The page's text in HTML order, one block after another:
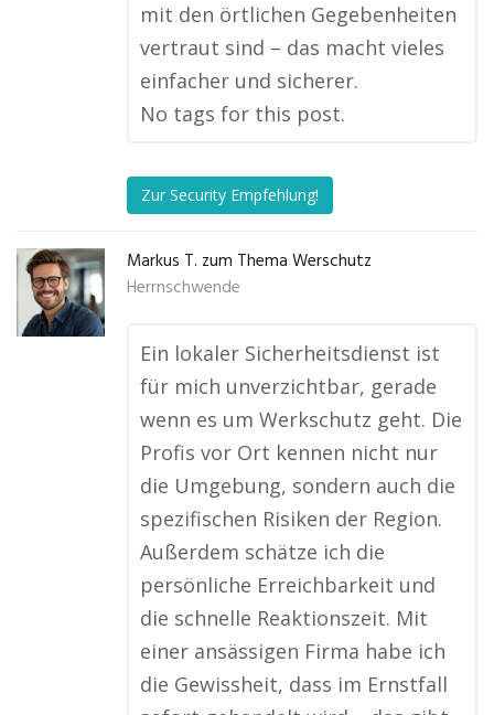
mit den örtlichen Gegebenheiten
vertraut sind – das macht vieles
einfacher und sicherer.
No tags for this post.
Zur Security Empfehlung!
Markus T. zum Thema Werschutz
Herrnschwende
Ein lokaler Sicherheitsdienst ist
für mich unverzichtbar, gerade
wenn es um Werkschutz geht. Die
Profis vor Ort kennen nicht nur
die Umgebung, sondern auch die
spezifischen Risiken der Region.
Außerdem schätze ich die
persönliche Erreichbarkeit und
die schnelle Reaktionszeit. Mit
einer ansässigen Firma habe ich
die Gewissheit, dass im Ernstfall